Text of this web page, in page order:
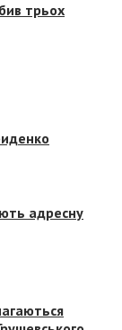
трьох
адресну